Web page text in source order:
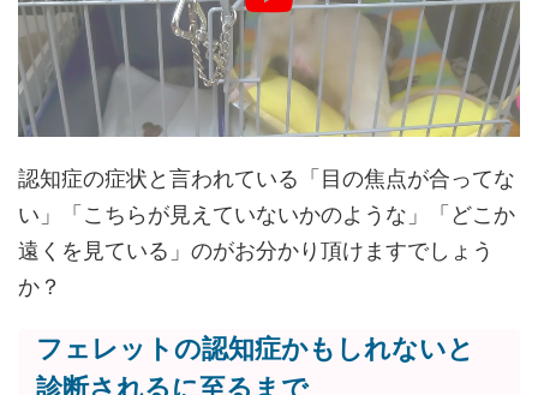
認知症の症状と言われている「目の焦点が合ってな
い」「こちらが見えていないかのような」「どこか
遠くを見ている」のがお分かり頂けますでしょう
か？
フェレットの認知症かもしれないと
診断されるに至るまで